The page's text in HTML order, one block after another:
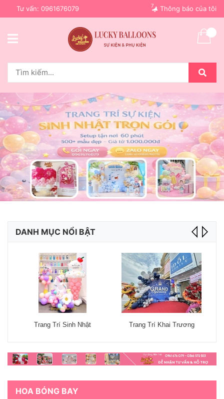
Tư vấn: 0961676079 Thông báo của tôi
7
DANH MỤC NỔI BẬT
Trang Trí Sinh Nhật Trang Trí Khai Trương
HOA BÓNG BAY